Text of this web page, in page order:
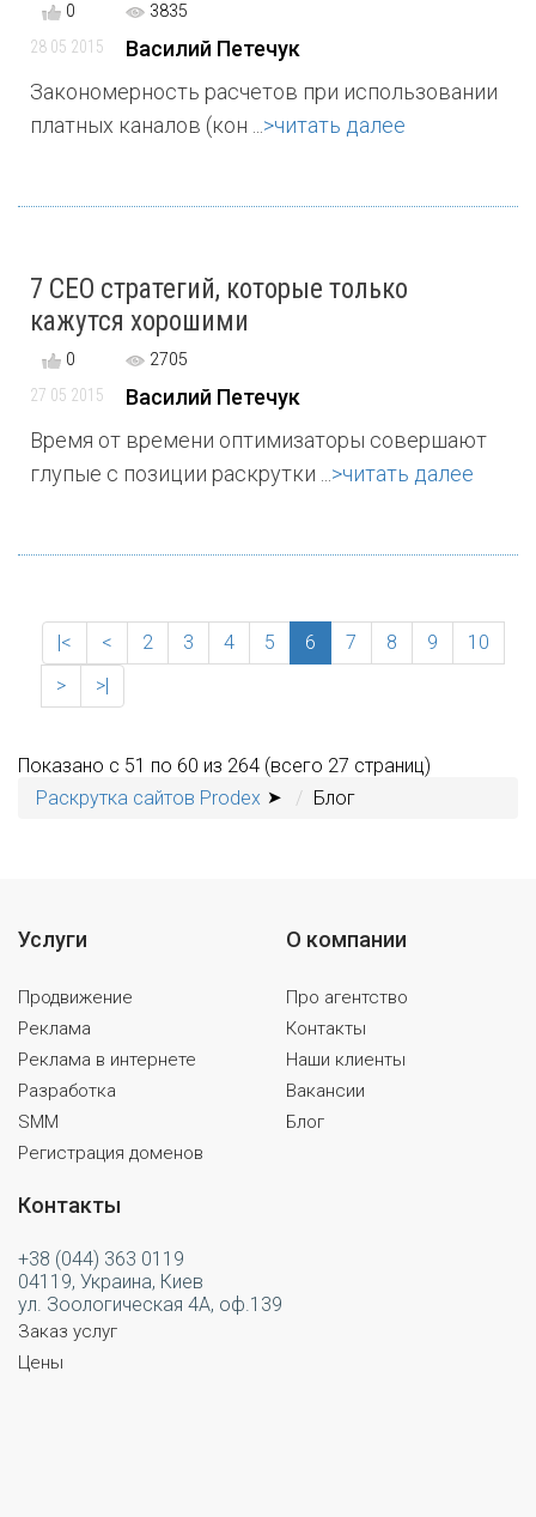
0
3835
28 05 2015
Василий Петечук
Закономерность расчетов при использовании
платных каналов (кон ... >читать далее
7 СЕО стратегий, которые только
кажутся хорошими
0
2705
27 05 2015
Василий Петечук
Время от времени оптимизаторы совершают
глупые с позиции раскрутки ... >читать далее
|< < 2 3 4 5 6 7 8 9
10
>
>|
Показано с 51 по 60 из 264 (всего 27 страниц)
Раскрутка сайтов Prodex
Блог
Услуги
Продвижение
Реклама
Реклама в интернете
Разработка
SMM
Регистрация доменов
О компании
Про агентство
Контакты
Наши клиенты
Вакансии
Блог
Контакты
+38 (044) 363 0119
04119, Украина, Киев
ул. Зоологическая 4А, оф.139
Заказ услуг
Цены